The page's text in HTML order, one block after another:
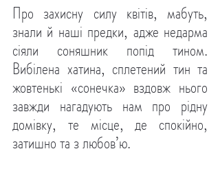
Про захисну силу квітів, мабуть,
знали й наші предки, адже недарма
сіяли соняшник попід тином.
Вибілена хатина, сплетений тин та
жовтенькі «сонечка» вздовж нього
завжди нагадують нам про рідну
домівку, те місце, де спокійно,
затишно та з любов’ю.